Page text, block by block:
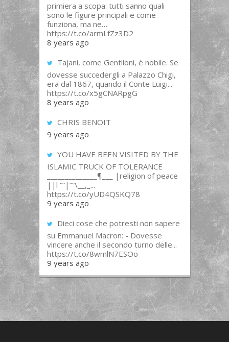
primiera a scopa: tutti sanno quali
sono le figure principali e come
funziona, ma ne…
https://t.co/armLfZz3D2
8 years ago
Tajani, come Gentiloni, è nobile. Se
dovesse succedergli a Palazzo Chigi,
era dal 1867, quando il Conte Luigi...
https://t.co/x5gCNARpgG
8 years ago
CHRIS BENOIT
9 years ago
YOU HAVE BEEN VISITED BY THE
ISLAMIC TRUCK OF TOLERANCE
______________¶___ |religion of peace
||l “”|””\__,_...
https://t.co/yUD4QSKQ78
9 years ago
Dieci cose che potresti non sapere
su Emmanuel Macron: - Dovesse
vincere anche il secondo turno delle...
https://t.co/8wmlN7ESOo
9 years ago